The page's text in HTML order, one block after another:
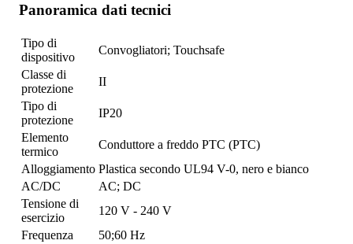
Panoramica dati tecnici
Tipo di
dispositivo
Convogliatori; Touchsafe
Classe di
protezione
II
Tipo di
protezione
IP20
Elemento
termico
Conduttore a freddo PTC (PTC)
Alloggiamento Plastica secondo UL94 V-0, nero e bianco
AC/DC
AC; DC
Tensione di
esercizio
120 V - 240 V
Frequenza
50;60 Hz